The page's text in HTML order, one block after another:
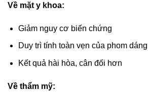
Về mặt y khoa:
Giảm nguy cơ biến chứng
Duy trì tính toàn vẹn của phom dáng
Kết quả hài hòa, cân đối hơn
Về thẩm mỹ: